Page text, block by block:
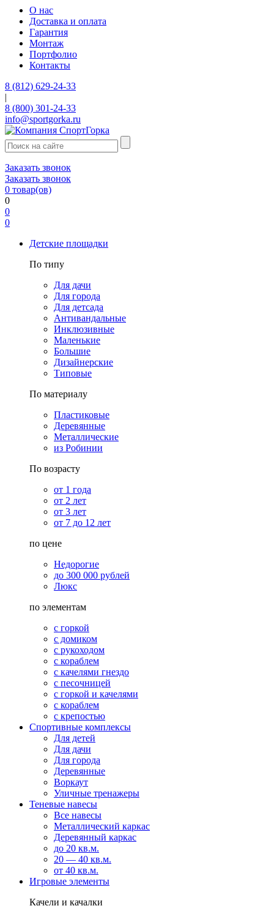
О нас
Доставка и оплата
Гарантия
Монтаж
Портфолио
Контакты
8 (812) 629-24-33
|
8 (800) 301-24-33
info@sportgorka.ru
Заказать звонок
Заказать звонок
0 товар(ов)
0
0
0
Детские площадки
По типу
Для дачи
Для города
Для детсада
Антивандальные
Инклюзивные
Маленькие
Большие
Дизайнерские
Типовые
По материалу
Пластиковые
Деревянные
Металлические
из Робинии
По возрасту
от 1 года
от 2 лет
от 3 лет
от 7 до 12 лет
по цене
Недорогие
до 300 000 рублей
Люкс
по элементам
с горкой
с домиком
с рукоходом
с кораблем
с качелями гнездо
с песочницей
с горкой и качелями
с кораблем
с крепостью
Спортивные комплексы
Для детей
Для дачи
Для города
Деревянные
Воркаут
Уличные тренажеры
Теневые навесы
Все навесы
Металлический каркас
Деревянный каркас
до 20 кв.м.
20 — 40 кв.м.
от 40 кв.м.
Игровые элементы
Качели и качалки